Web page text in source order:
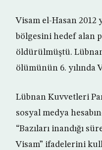
Visam el-Hasan 2012
bölgesini hedef alan
öldürülmüştü.
ölümünün 6. yılında
Lübnan Kuvvetleri
sosyal medya
“Bazıları inandığı
Visam” ifadelerini